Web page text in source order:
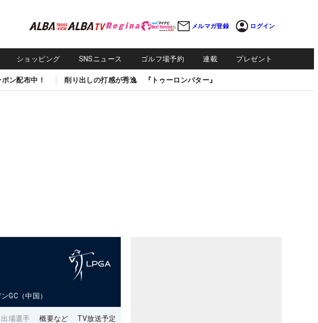
メルマガ登録 ログイン
ショッピング SNSニュース ゴルフ場予約 連載 プレゼント
ン配布中！ 削り出しの打感が秀逸 『トゥーロンパター』
GC（中国）
出場選手 概要など TV放送予定